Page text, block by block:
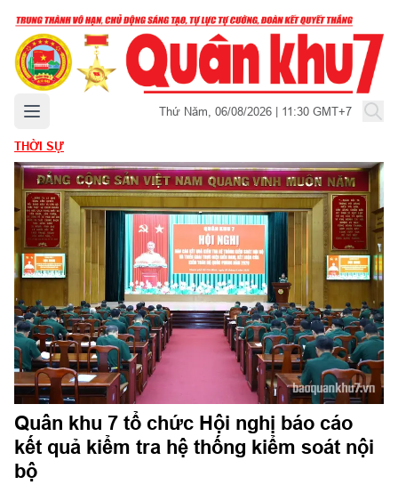
Mở menu chính Thứ Năm, 06/08/2026 | 11:30 GMT+7
THỜI SỰ
Quân khu 7 tổ chức Hội nghị báo cáo
kết quả kiểm tra hệ thống kiểm soát nội
bộ